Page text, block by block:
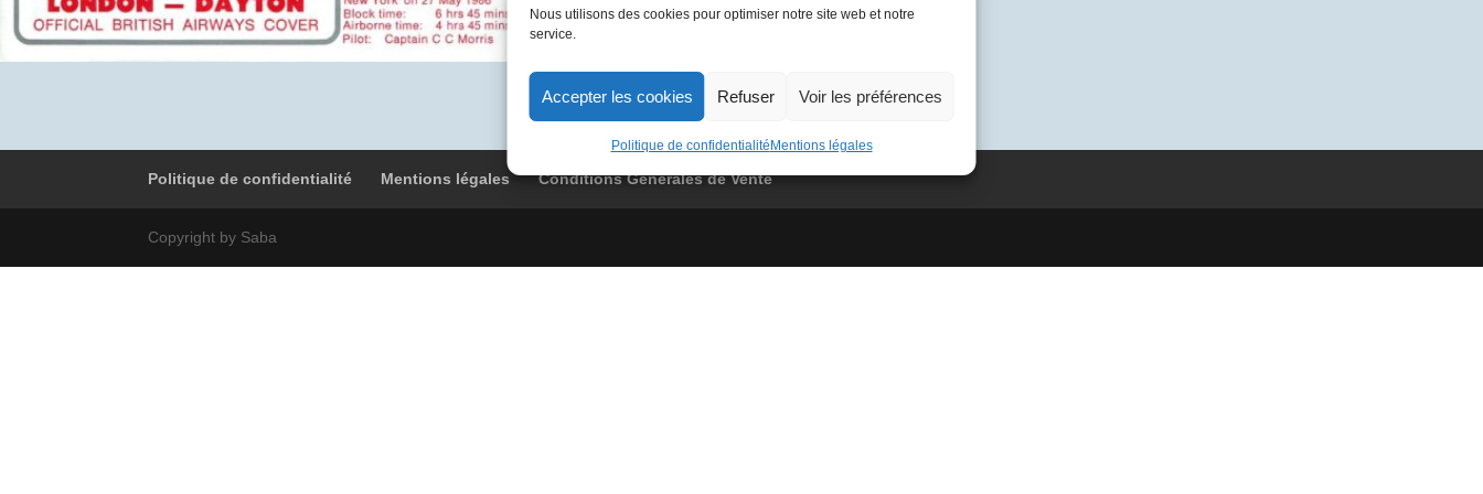
Nous utilisons des cookies pour optimiser notre site web et notre
service.
Accepter les cookies Refuser Voir les préférences
Politique de confidentialité Mentions légales
BOAG
Politique de confidentialité Mentions légales Conditions Générales de Vente
Copyright by Saba